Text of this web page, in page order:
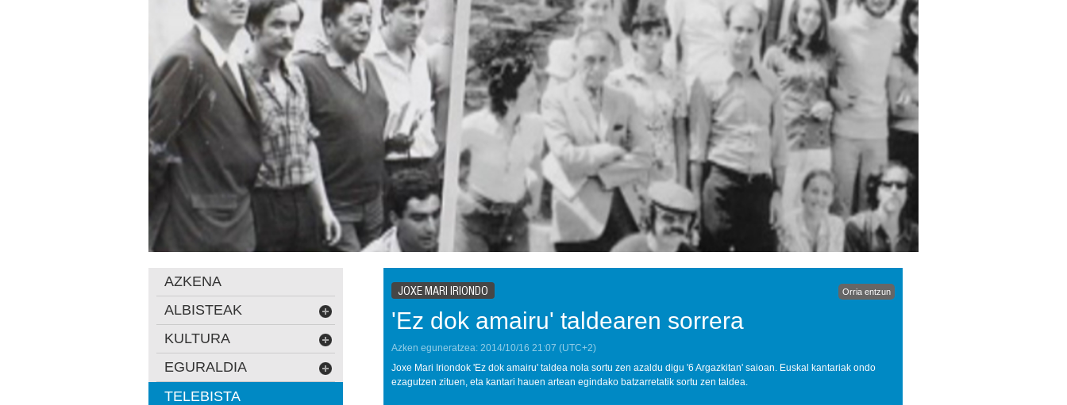
JOXE MARI IRIONDO Orria entzun
'Ez dok amairu' taldearen sorrera
Azken eguneratzea: 2014/10/16 21:07 (UTC+2)
Joxe Mari Iriondok 'Ez dok amairu' taldea nola sortu zen azaldu digu '6 Argazkitan' saioan. Euskal kantariak ondo
ezagutzen zituen, eta kantari hauen artean egindako batzarretatik sortu zen taldea.
AZKENA
ALBISTEAK
KULTURA
EGURALDIA
TELEBISTA